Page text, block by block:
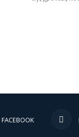
FACEBOOK